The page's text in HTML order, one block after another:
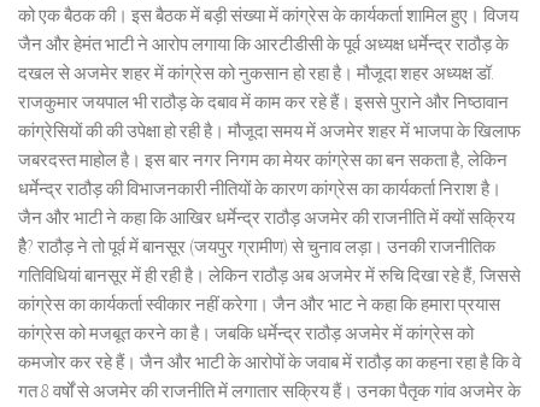
को एक बैठक की। इस बैठक में बड़ी संख्या में कांग्रेस के कार्यकर्ता शामिल हुए। विजय
जैन और हेमंत भाटी ने आरोप लगाया कि आरटीडीसी के पूर्व अध्यक्ष धर्मेन्द्र राठौड़ के
दखल से अजमेर शहर में कांग्रेस को नुकसान हो रहा है। मौजूदा शहर अध्यक्ष डॉ.
राजकुमार जयपाल भी राठौड़ के दबाव में काम कर रहे हैं। इससे पुराने और निष्ठावान
कांग्रेसियों की की उपेक्षा हो रही है। मौजूदा समय में अजमेर शहर में भाजपा के खिलाफ
जबरदस्त माहोल है। इस बार नगर निगम का मेयर कांग्रेस का बन सकता है, लेकिन
धर्मेन्द्र राठौड़ की विभाजनकारी नीतियों के कारण कांग्रेस का कार्यकर्ता निराश है।
जैन और भाटी ने कहा कि आखिर धर्मेन्द्र राठौड़ अजमेर की राजनीति में क्यों सक्रिय
हैै? राठौड़ ने तो पूर्व में बानसूर (जयपुर ग्रामीण) से चुनाव लड़ा। उनकी राजनीतिक
गतिविधियां बानसूर में ही रही है। लेकिन राठौड़ अब अजमेर में रुचि दिखा रहे हैं, जिससे
कांग्रेस का कार्यकर्ता स्वीकार नहीं करेगा। जैन और भाट ने कहा कि हमारा प्रयास
कांग्रेस को मजबूत करने का है। जबकि धर्मेन्द्र राठौड़ अजमेर में कांग्रेस को
कमजोर कर रहे हैं। जैन और भाटी के आरोपों के जवाब में राठौड़ का कहना रहा है कि वे
गत 8 वर्षों से अजमेर की राजनीति में लगातार सक्रिय हैं। उनका पैतृक गांव अजमेर के